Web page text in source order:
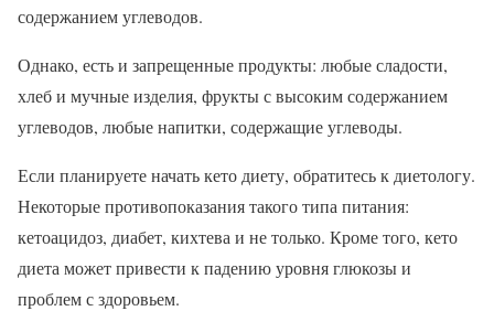
содержанием углеводов.
Однако, есть и запрещенные продукты: любые сладости,
хлеб и мучные изделия, фрукты с высоким содержанием
углеводов, любые напитки, содержащие углеводы.
Если планируете начать кето диету, обратитесь к диетологу.
Некоторые противопоказания такого типа питания:
кетоацидоз, диабет, кихтева и не только. Кроме того, кето
диета может привести к падению уровня глюкозы и
проблем с здоровьем.